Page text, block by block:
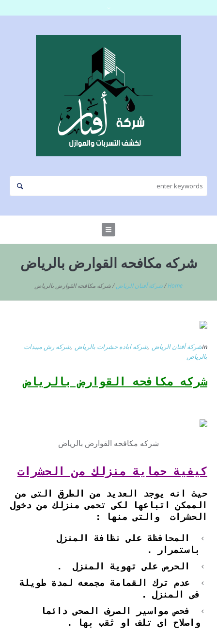
شركه مكافحه القوارض بالرياض
Home
/شركة أفنان الرياض /شركه مكافحه القوارض بالرياض
Inشركة أفنان الرياض ,شركه اباده حشرات بالرياض ,شركه رش مبيدات
بالرياض
شركه مكافحه القوارض بالرياض
شركه مكافحه القوارض بالرياض
كيفية حماية منزلك من الحشرات
حيث انه يوجد العديد من الطرق التى من
الممكن اتباعها لكى تحمى منزلك من دخول
الحشرات والتى منها :
المحافظة على نظافة المنزل
باستمرار .
الحرص على تهوية المنزل .
عدم ترك القمامة مجمعه لمدة طويلة
فى المنزل .
فحص مواسير الصرف الصحى دائما
واصلاح اى تلف او ثقب بها .